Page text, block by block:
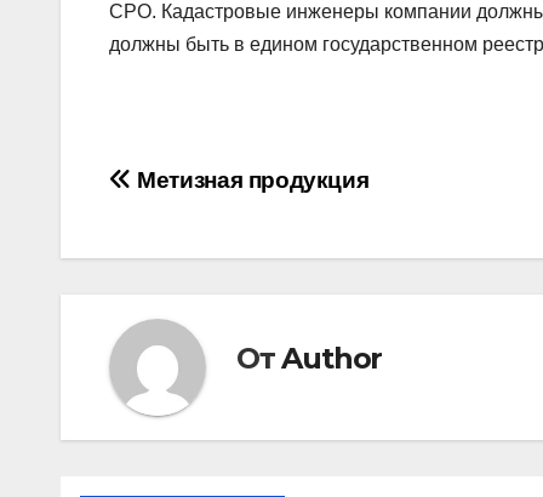
СРО. Кадастровые инженеры компании
должны быть в едином государственном
Навигация
Метизная продукция
ОтAuthor